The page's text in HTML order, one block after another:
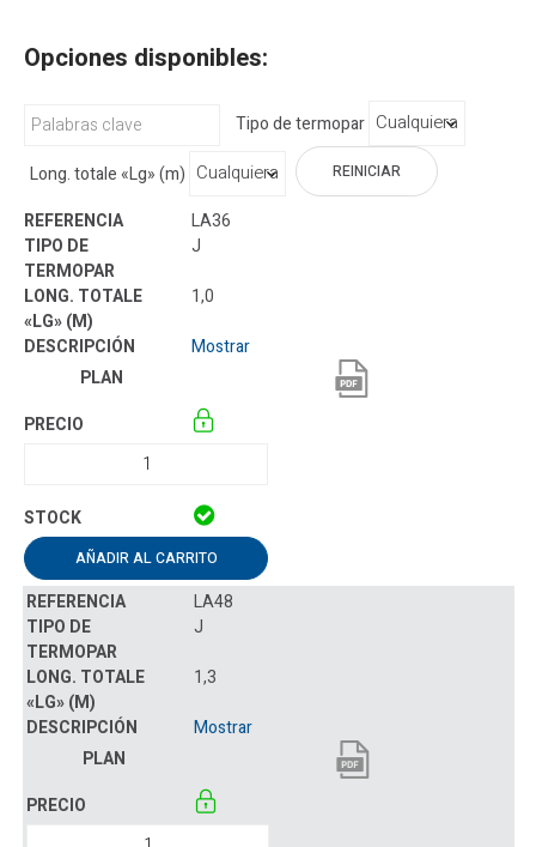
Opciones disponibles:
Tipo de termopar
Long. totale «Lg» (m)
REINICIAR
LA36
J
1,0
Mostrar
AÑADIR AL CARRITO
LA48
J
1,3
Mostrar